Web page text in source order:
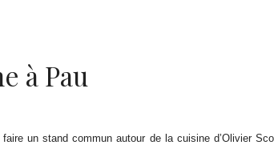
à Pau
un stand commun autour de la cuisine d’Olivier